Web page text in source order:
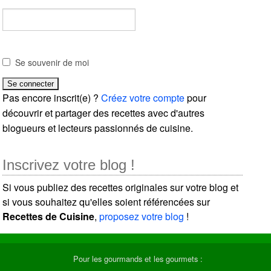
Se souvenir de moi
Pas encore inscrit(e) ?Créez votre comptepour
découvrir et partager des recettes avec d'autres
blogueurs et lecteurs passionnés de cuisine.
Inscrivez votre blog !
Si vous publiez des recettes originales sur votre blog et
si vous souhaitez qu'elles soient référencées sur
Recettes de Cuisine,proposez votre blog !
Pour les gourmands et les gourmets :